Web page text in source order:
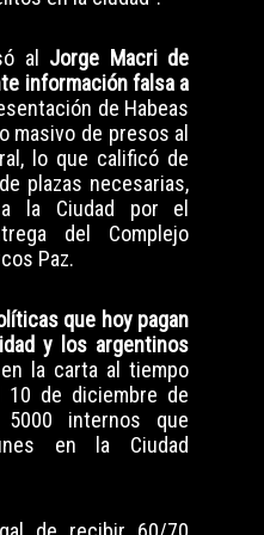
al Jorge Macri de
información falsa a
de Habeas
masivo de presos al
lo que calificó de
plazas necesarias,
la Ciudad por el
del Complejo
Paz.
que hoy pagan
y los argentinos
la carta al tiempo
de diciembre de
internos que
en la Ciudad